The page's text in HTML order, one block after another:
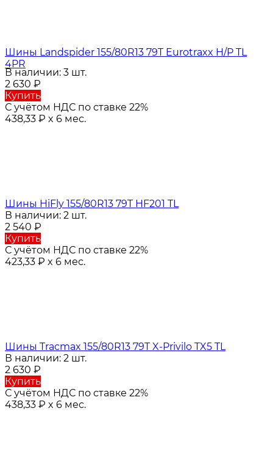
Шины Landspider 155/80R13 79T Eurotraxx H/P TL
4PR
В наличии: 3 шт.
2 630 ₽
Купить
С учётом НДС по ставке 22%
438,33 ₽ x 6 мес.
Шины HiFly 155/80R13 79T HF201 TL
В наличии: 2 шт.
2 540 ₽
Купить
С учётом НДС по ставке 22%
423,33 ₽ x 6 мес.
Шины Tracmax 155/80R13 79T X-Privilo TX5 TL
В наличии: 2 шт.
2 630 ₽
Купить
С учётом НДС по ставке 22%
438,33 ₽ x 6 мес.